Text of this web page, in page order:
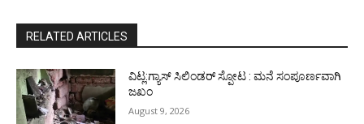
RELATED ARTICLES
ವಿಟ್ಲ:ಗ್ಯಾಸ್ ಸಿಲಿಂಡರ್ ಸ್ಪೋಟ : ಮನೆ ಸಂಪೂರ್ಣವಾಗಿ
ಜಖಂ
August 9, 2026